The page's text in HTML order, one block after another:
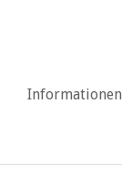
Informationen